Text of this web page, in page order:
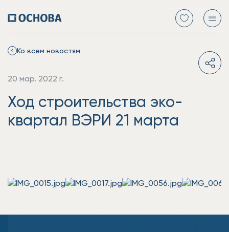
Ко всем новостям
20 мар. 2022 г.
Ход строительства эко-
квартал ВЭРИ 21 марта